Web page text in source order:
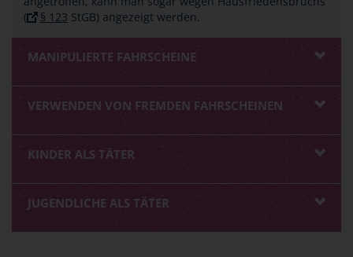
(
§ 123 StGB) angezeigt werden.
MANIPULIERTE FAHRSCHEINE
VERWENDEN VON FREMDEN FAHRSCHEINEN
KINDER ALS TÄTER
JUGENDLICHE ALS TÄTER